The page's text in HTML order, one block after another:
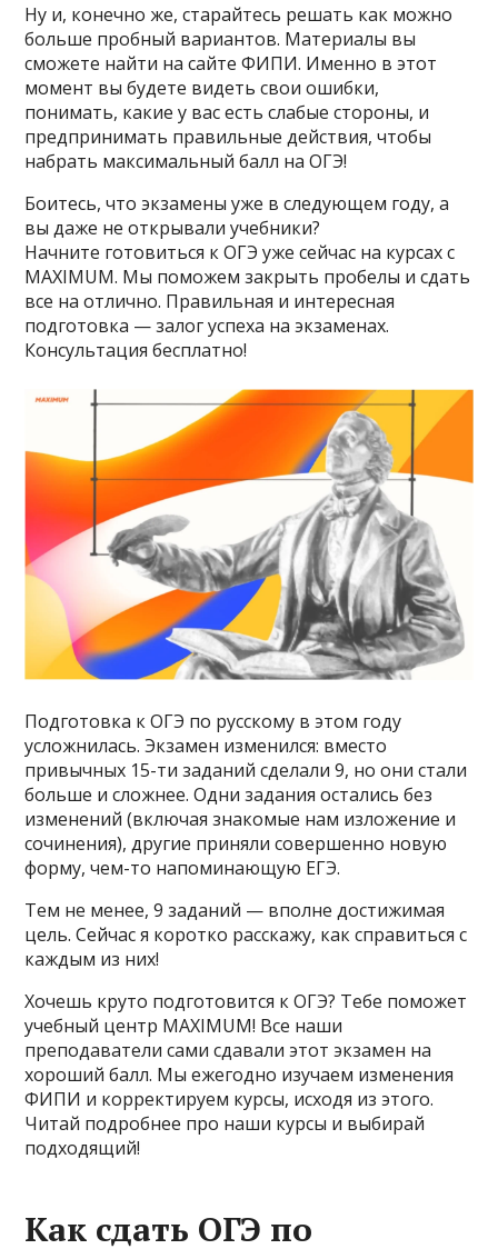
Ну и, конечно же, старайтесь решать как можно
больше пробный вариантов. Материалы вы
сможете найти на сайте ФИПИ. Именно в этот
момент вы будете видеть свои ошибки,
понимать, какие у вас есть слабые стороны, и
предпринимать правильные действия, чтобы
набрать максимальный балл на ОГЭ!
Боитесь, что экзамены уже в следующем году, а
вы даже не открывали учебники?
Начните готовиться к ОГЭ уже сейчас на курсах с
MAXIMUM. Мы поможем закрыть пробелы и сдать
все на отлично. Правильная и интересная
подготовка — залог успеха на экзаменах.
Консультация бесплатно!
Подготовка к ОГЭ по русскому в этом году
усложнилась. Экзамен изменился: вместо
привычных 15-ти заданий сделали 9, но они стали
больше и сложнее. Одни задания остались без
изменений (включая знакомые нам изложение и
сочинения), другие приняли совершенно новую
форму, чем-то напоминающую ЕГЭ.
Тем не менее, 9 заданий — вполне достижимая
цель. Сейчас я коротко расскажу, как справиться с
каждым из них!
Хочешь круто подготовится к ОГЭ? Тебе поможет
учебный центр MAXIMUM! Все наши
преподаватели сами сдавали этот экзамен на
хороший балл. Мы ежегодно изучаем изменения
ФИПИ и корректируем курсы, исходя из этого.
Читай подробнее про наши курсы и выбирай
подходящий!
Как сдать ОГЭ по